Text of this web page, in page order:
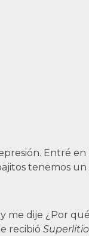
Entré
tenemos
me dije ¿Por
recibió Superlitio